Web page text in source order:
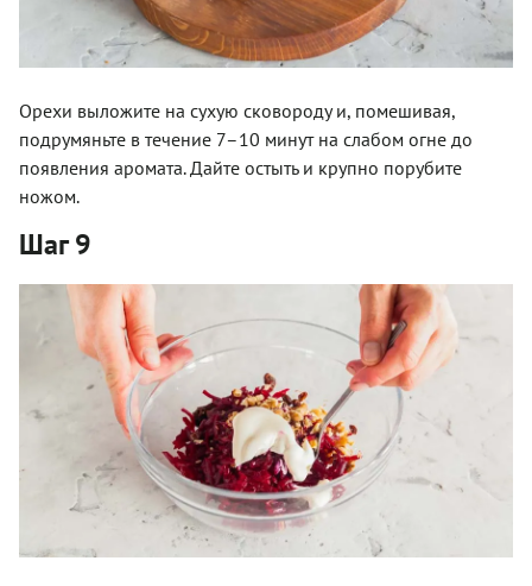
Орехи выложите на сухую сковороду и, помешивая,
подрумяньте в течение 7–10 минут на слабом огне до
появления аромата. Дайте остыть и крупно порубите
ножом.
Шаг 9